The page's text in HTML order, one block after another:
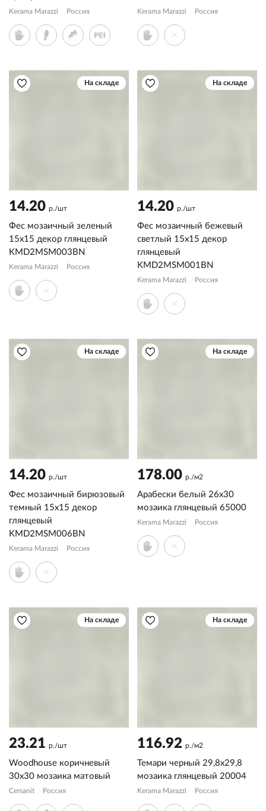
Kerama Marazzi Россия Kerama Marazzi Россия
На складе
14.20 р./шт
Фес мозаичный зеленый
15x15 декор глянцевый
KMD2MSM003BN
Kerama Marazzi Россия
На складе
14.20 р./шт
Фес мозаичный бежевый
светлый 15x15 декор
глянцевый
KMD2MSM001BN
Kerama Marazzi Россия
На складе
14.20 р./шт
Фес мозаичный бирюзовый
темный 15x15 декор
глянцевый
KMD2MSM006BN
Kerama Marazzi Россия
На складе
178.00 р./м2
Арабески белый 26x30
мозаика глянцевый 65000
Kerama Marazzi Россия
На складе
23.21 р./шт
Woodhouse коричневый
30x30 мозаика матовый
Cersanit Россия
На складе
116.92 р./м2
Темари черный 29,8x29,8
мозаика глянцевый 20004
Kerama Marazzi Россия